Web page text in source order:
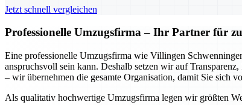
Jetzt schnell vergleichen
Professionelle Umzugsfirma – Ihr Partner für
Eine professionelle Umzugsfirma wie Villingen
anspruchsvoll sein kann. Deshalb setzen wir auf
– wir übernehmen die gesamte Organisation, damit Sie sich
Als qualitativ hochwertige Umzugsfirma legen wir größten